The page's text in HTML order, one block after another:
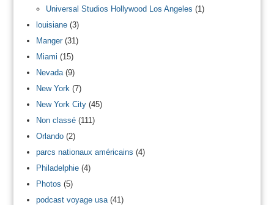
Universal Studios Hollywood Los Angeles (1)
louisiane(3)
Manger(31)
Miami (15)
Nevada(9)
New York (7)
New York City(45)
Non classé(111)
Orlando(2)
parcs nationaux américains (4)
Philadelphie(4)
Photos (5)
podcast voyage usa(41)